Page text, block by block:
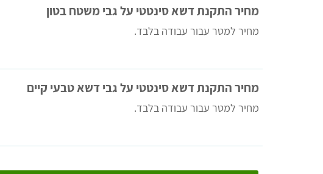
מחיר התקנת דשא סינטטי על גבי משטח בטון
מחיר למטר עבור עבודה בלבד.
מחיר התקנת דשא סינטטי על גבי דשא טבעי קיים
מחיר למטר עבור עבודה בלבד.